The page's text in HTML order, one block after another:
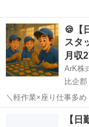
🍪【
スタ
月収
ArK株
比企郡
＼軽作業×座り仕事多め！未経
250,000円〜270,000円
の両立も◎ 【
工
【